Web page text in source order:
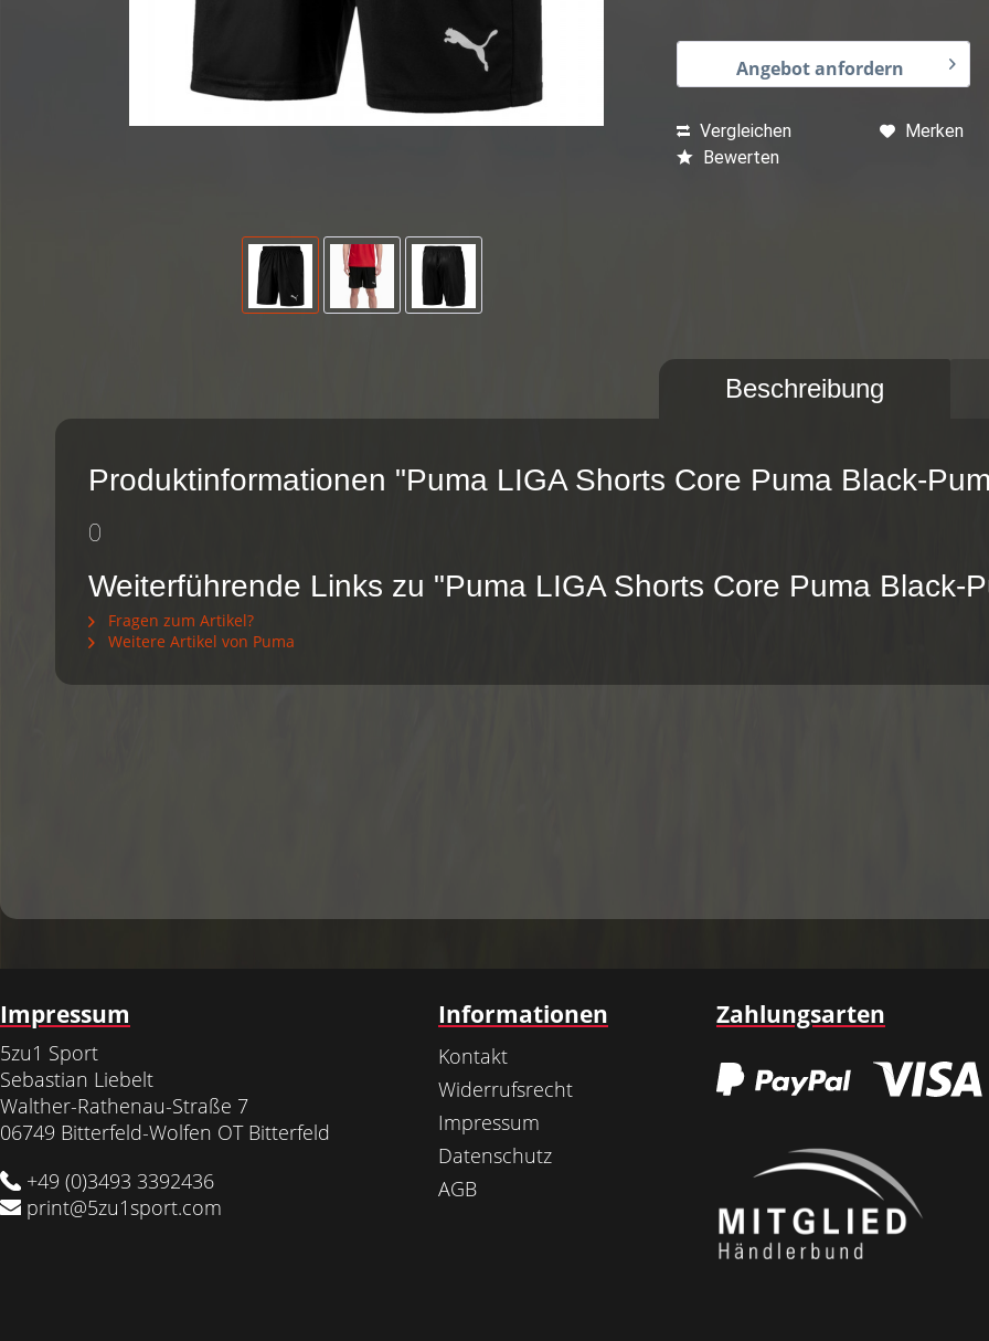
Angebot anfordern
Vergleichen
Merken
Bewerten
Beschreibung
Produktinformationen "Puma LIGA Shorts Core Puma Black-
0
Weiterführende Links zu "Puma LIGA Shorts Core Puma Black-
Fragen zum Artikel?
Weitere Artikel von Puma
Impressum
5zu1 Sport
Sebastian Liebelt
Walther-Rathenau-Straße 7
06749 Bitterfeld-Wolfen OT Bitterfeld
+49 (0)3493 3392436
print@5zu1sport.com
Informationen
Kontakt
Widerrufsrecht
Impressum
Datenschutz
AGB
Zahlungsarten